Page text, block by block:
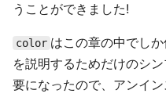
うことができました!
color はこの章の中でし
を説明するためだけのシ
要になったので、アンイン